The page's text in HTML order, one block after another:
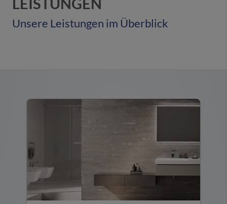
Unsere Leistungen im Überblick